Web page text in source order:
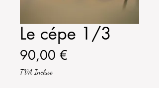
Le cépe 1/3
90,00 €
TVA Incluse